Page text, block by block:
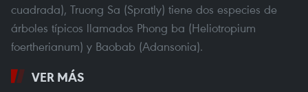
cuadrada), Truong Sa (Spratly) tiene dos especies de
árboles típicos llamados Phong ba (Heliotropium
foertherianum) y Baobab (Adansonia).
VER MÁS